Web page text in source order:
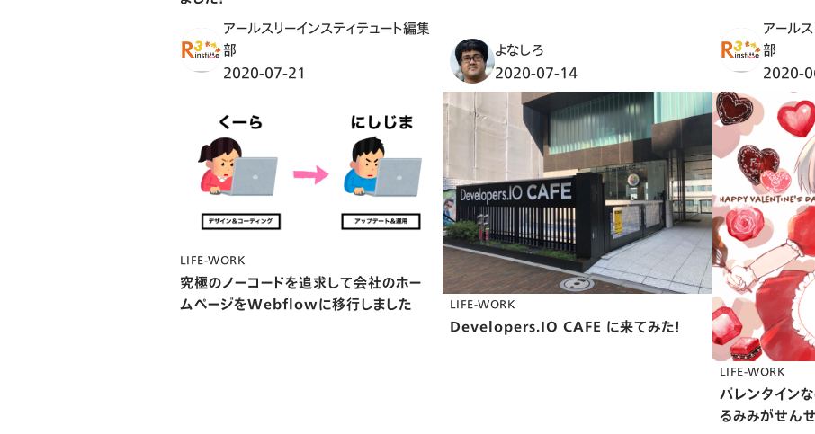
アールスリーインスティテュート編集
部
2020-07-21
よなしろ
2020-07-14
アール
部
2020-
LIFE-WORK
究極のノーコードを追求して会社のホー
ムページをWebflowに移行しました
LIFE-WORK
Developers.IO CAFE に来てみた！
LIFE-WORK
バレンタイン
るみみがせん